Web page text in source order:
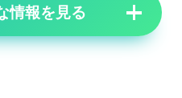
情報を見る